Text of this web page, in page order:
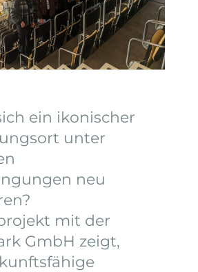
ein ikonischer
unter
neu
mit der
GmbH zeigt,